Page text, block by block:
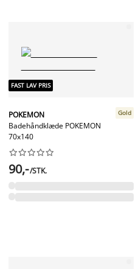
FAST LAV PRIS
POKEMON
Badehåndklæde POKEMON
70x140
Gold






90,-/STK.